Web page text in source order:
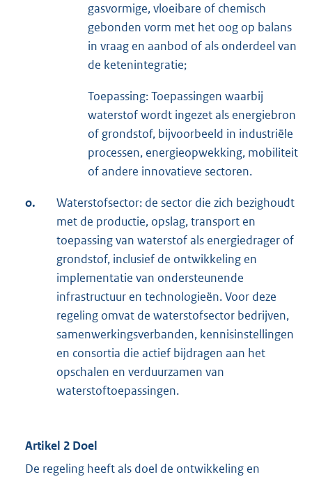
gasvormige, vloeibare of chemisch
gebonden vorm met het oog op balans
in vraag en aanbod of als onderdeel van
de ketenintegratie;
Toepassing: Toepassingen waarbij
waterstof wordt ingezet als energiebron
of grondstof, bijvoorbeeld in industriële
processen, energieopwekking, mobiliteit
of andere innovatieve sectoren.
o.
Waterstofsector: de sector die zich bezighoudt
met de productie, opslag, transport en
toepassing van waterstof als energiedrager of
grondstof, inclusief de ontwikkeling en
implementatie van ondersteunende
infrastructuur en technologieën. Voor deze
regeling omvat de waterstofsector bedrijven,
samenwerkingsverbanden, kennisinstellingen
en consortia die actief bijdragen aan het
opschalen en verduurzamen van
waterstoftoepassingen.
Artikel 2 Doel
De regeling heeft als doel de ontwikkeling en